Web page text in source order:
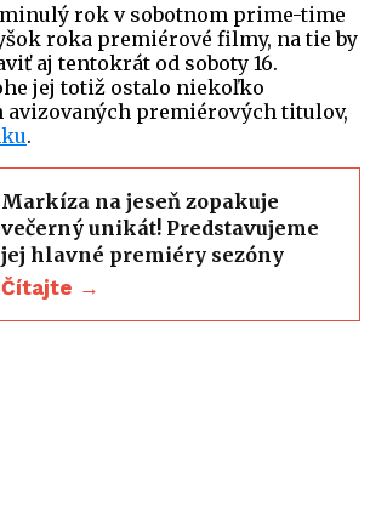
rok v sobotnom prime-time
roka premiérové filmy, na tie by
aj tentokrát od soboty 16.
jej totiž ostalo niekoľko
avizovaných premiérových titulov,
.
Markíza na jeseň zopakuje
večerný unikát! Predstavujeme
jej hlavné premiéry sezóny
Čítajte →